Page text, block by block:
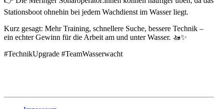
Stationsboot ohnehin bei jedem Wachdienst im Wasser liegt.
Kurz gesagt: Mehr Training, schnellere Suche, bessere Technik –
ein echter Gewinn für die Arbeit am und unter Wasser. 🚤✨
#TechnikUpgrade #TeamWasserwacht